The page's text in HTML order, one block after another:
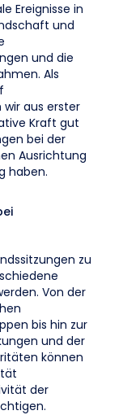
Ereignisse in
und
und die
Als
aus erster
Kraft gut
bei der
Ausrichtung
haben.
zu
Von der
bis hin zur
und der
können
der